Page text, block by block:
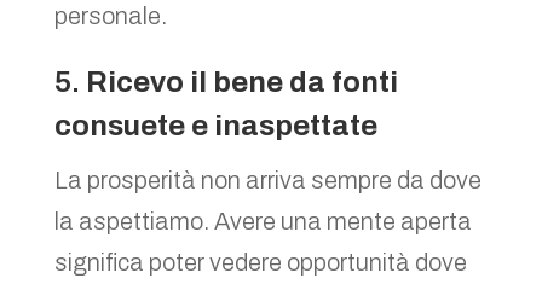
personale.
5. Ricevo il bene da fonti
consuete e inaspettate
La prosperità non arriva sempre da dove
la aspettiamo. Avere una mente aperta
significa poter vedere opportunità dove